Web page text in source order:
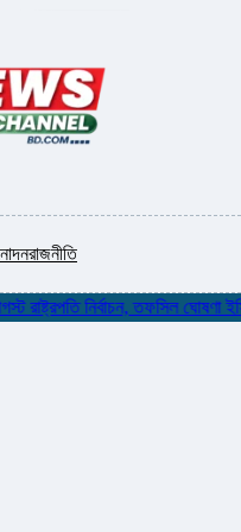
রাজনীতি
নির্বাচন, তফসিল ঘোষণা ইসির